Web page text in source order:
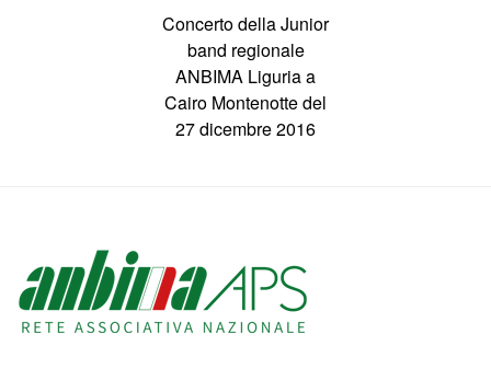
Concerto della Junior
band regionale
ANBIMA Liguria a
Cairo Montenotte del
27 dicembre 2016